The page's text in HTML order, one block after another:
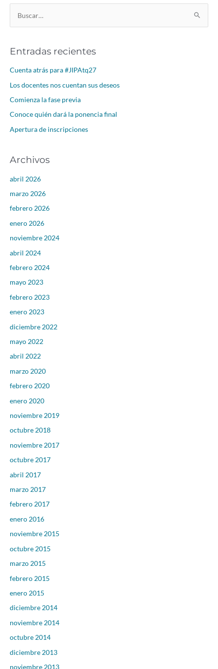
c
a
r
p
Entradas recientes
Cuenta atrás para #JIPAtq27
Los docentes nos cuentan sus deseos
Comienza la fase previa
Conoce quién dará la ponencia final
Apertura de inscripciones
Archivos
abril 2026
marzo 2026
febrero 2026
enero 2026
noviembre 2024
abril 2024
febrero 2024
mayo 2023
febrero 2023
enero 2023
diciembre 2022
mayo 2022
abril 2022
marzo 2020
febrero 2020
enero 2020
noviembre 2019
octubre 2018
noviembre 2017
octubre 2017
abril 2017
marzo 2017
febrero 2017
enero 2016
noviembre 2015
octubre 2015
marzo 2015
febrero 2015
enero 2015
diciembre 2014
noviembre 2014
octubre 2014
diciembre 2013
noviembre 2013